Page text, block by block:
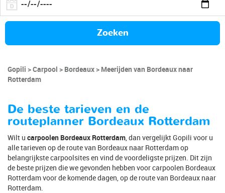
Zoeken
Gopili Carpool Bordeaux
Meerijden van Bordeaux naar
Rotterdam
De beste tarieven en de
routeplanner Bordeaux Rotterdam
Wilt u carpoolen Bordeaux Rotterdam , dan vergelijkt Gopili voor u
alle tarieven op de route van Bordeaux naar Rotterdam op
belangrijkste carpoolsites en vind de voordeligste prijzen. Dit zijn
de beste prijzen die we gevonden hebben voor carpoolen Bordeaux
Rotterdam voor de komende dagen, op de route van Bordeaux naar
Rotterdam.